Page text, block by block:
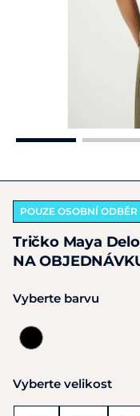
POUZE OSOBNÍ ODBĚR
Tričko Maya
NA
Vyberte barvu
Vyberte velikost